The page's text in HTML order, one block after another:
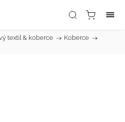
textil & koberce / Koberce /